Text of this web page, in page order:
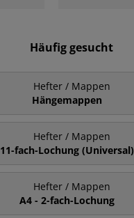
Häufig gesucht
Hefter / Mappen
Hängemappen
Hefter / Mappen
11-fach-Lochung (Universal)
Hefter / Mappen
A4 - 2-fach-Lochung